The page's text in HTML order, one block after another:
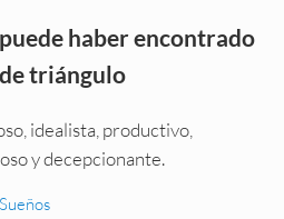
haber encontrado
triángulo
idealista, productivo,
y decepcionante.